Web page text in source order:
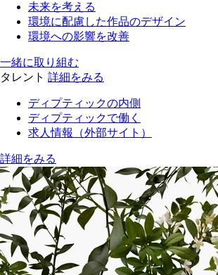
未来を考える
環境に配慮した作品のデザイン
環境への影響を改善
一緒に取り組む
タレント 詳細をみる
ディプティックの内側
ディプティックで働く
求人情報（外部サイト）
詳細をみる